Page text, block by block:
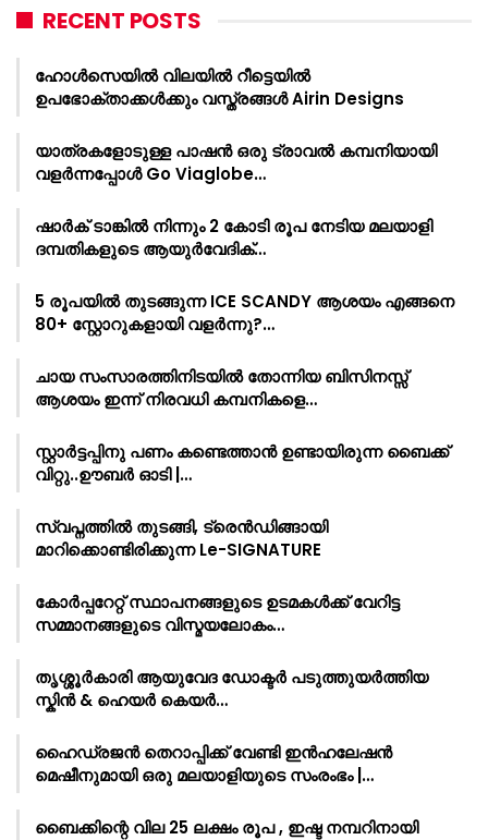
RECENT POSTS
ഹോൾസെയിൽ വിലയിൽ റീട്ടെയിൽ
ഉപഭോക്താക്കൾക്കും വസ്ത്രങ്ങൾ Airin Designs
യാത്രകളോടുള്ള പാഷൻ ഒരു ട്രാവൽ കമ്പനിയായി
വളർന്നപ്പോൾ Go Viaglobe…
ഷാർക്‌ ടാങ്കിൽ നിന്നും 2 കോടി രൂപ നേടിയ മലയാളി
ദമ്പതികളുടെ ആയുർവേദിക്…
5 രൂപയിൽ തുടങ്ങുന്ന ICE SCANDY ആശയം എങ്ങനെ
80+ സ്റ്റോറുകളായി വളർന്നു?…
ചായ സംസാരത്തിനിടയിൽ തോന്നിയ ബിസിനസ്സ്
ആശയം ഇന്ന് നിരവധി കമ്പനികളെ…
സ്റ്റാർട്ടപ്പിനു പണം കണ്ടെത്താൻ ഉണ്ടായിരുന്ന ബൈക്ക്
വിറ്റു..ഊബർ ഓടി |…
സ്വപ്നത്തിൽ തുടങ്ങി, ട്രെൻഡിങ്ങായി
മാറിക്കൊണ്ടിരിക്കുന്ന Le-SIGNATURE
കോർപ്പറേറ്റ് സ്ഥാപനങ്ങളുടെ ഉടമകൾക്ക് വേറിട്ട
സമ്മാനങ്ങളുടെ വിസ്മയലോകം…
തൃശ്ശൂർകാരി ആയുവേദ ഡോക്ടർ പടുത്തുയർത്തിയ
സ്കിൻ & ഹെയർ കെയർ…
ഹൈഡ്രജൻ തെറാപ്പിക്ക് വേണ്ടി ഇൻഹലേഷൻ
മെഷീനുമായി ഒരു മലയാളിയുടെ സംരംഭം |…
ബൈക്കിന്റെ വില 25 ലക്ഷം രൂപ , ഇഷ്ട നമ്പറിനായി